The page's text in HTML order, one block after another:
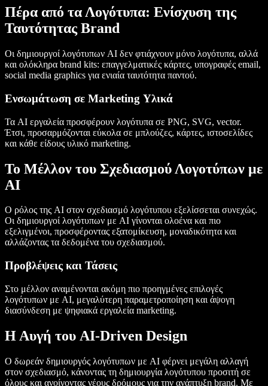
Πέρα από τα Λογότυπα: Ενίσχυση της
Ταυτότητας Brand
Οι δημιουργοί λογότυπων AI δεν φτιάχνουν μόνο λογότυπα, αλλά
και ολόκληρα brand kits: επαγγελματικές κάρτες, υπογραφές email,
social media graphics για ενιαία ταυτότητα παντού.
Ενσωμάτωση σε Marketing Υλικά
Τα AI εργαλεία προσφέρουν λογότυπα σε PNG, SVG, vector.
Έτσι, προσαρμόζονται εύκολα σε μπλούζες, κάρτες, ιστοσελίδες
και κάθε είδους υλικό marketing.
Το Μέλλον του Σχεδιασμού Λογοτύπων με
AI
Ο ρόλος της AI στον σχεδιασμό λογότυπου εξελίσσεται συνεχώς.
Οι δημιουργοί λογότυπων με AI γίνονται ολοένα και πιο
εξελιγμένοι, προσφέροντας εξατομίκευση, μοναδικότητα και
αλλάζοντας τα δεδομένα του σχεδιασμού.
Προβλέψεις και Τάσεις
Στο μέλλον αναμένονται ακόμη πιο προηγμένες επιλογές
λογότυπων με AI, μεγαλύτερη παραμετροποίηση και άψογη
διασύνδεση με ψηφιακά εργαλεία marketing.
Η Αυγή του AI-Driven Design
Ο δωρεάν δημιουργός λογότυπων με AI φέρνει μεγάλη αλλαγή
στον σχεδιασμό, κάνοντας τη δημιουργία λογότυπου προσιτή σε
όλους και ανοίγοντας νέους δρόμους για την ανάπτυξη brand. Με